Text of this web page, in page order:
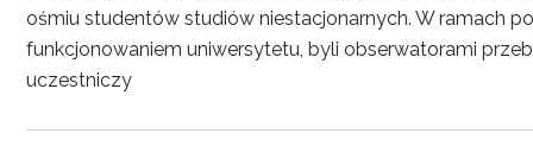
ośmiu studentów studiów niestacjonarnych. W ramach
funkcjonowaniem uniwersytetu, byli obserwatorami
uczestniczy